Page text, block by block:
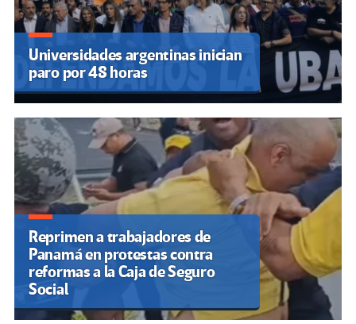
Universidades argentinas inician
paro por 48 horas
Reprimen a trabajadores de
Panamá en protestas contra
reformas a la Caja de Seguro
Social